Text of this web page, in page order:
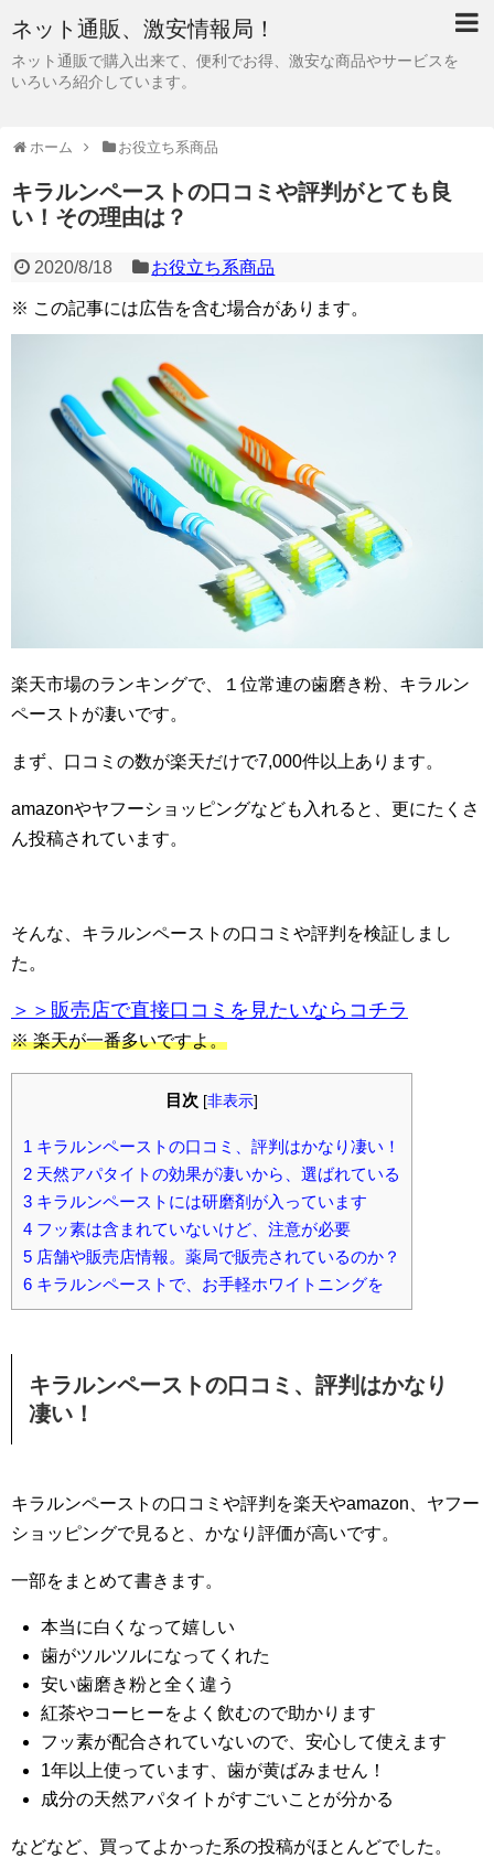
ネット通販、激安情報局！
ネット通販で購入出来て、便利でお得、激安な商品やサービスを
いろいろ紹介しています。
ホーム お役立ち系商品
キラルンペーストの口コミや評判がとても良
い！その理由は？
2020/8/18 お役立ち系商品
※ この記事には広告を含む場合があります。
楽天市場のランキングで、１位常連の歯磨き粉、キラルン
ペーストが凄いです。
まず、口コミの数が楽天だけで7,000件以上あります。
amazonやヤフーショッピングなども入れると、更にたくさ
ん投稿されています。
そんな、キラルンペーストの口コミや評判を検証しまし
た。
＞＞販売店で直接口コミを見たいならコチラ
※ 楽天が一番多いですよ。
目次 [非表示]
1 キラルンペーストの口コミ、評判はかなり凄い！
2 天然アパタイトの効果が凄いから、選ばれている
3 キラルンペーストには研磨剤が入っています
4 フッ素は含まれていないけど、注意が必要
5 店舗や販売店情報。薬局で販売されているのか？
6 キラルンペーストで、お手軽ホワイトニングを
キラルンペーストの口コミ、評判はかなり
凄い！
キラルンペーストの口コミや評判を楽天やamazon、ヤフー
ショッピングで見ると、かなり評価が高いです。
一部をまとめて書きます。
本当に白くなって嬉しい
歯がツルツルになってくれた
安い歯磨き粉と全く違う
紅茶やコーヒーをよく飲むので助かります
フッ素が配合されていないので、安心して使えます
1年以上使っています、歯が黄ばみません！
成分の天然アパタイトがすごいことが分かる
などなど、買ってよかった系の投稿がほとんどでした。